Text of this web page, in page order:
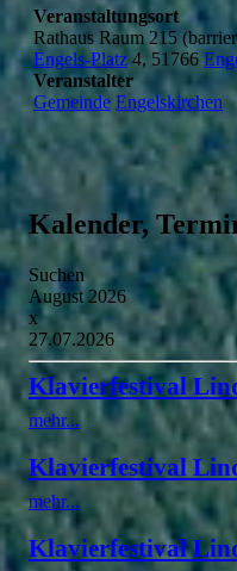
Veranstaltungsort
Rathaus Raum 215
Engels-Platz 4, 51766
Veranstalter
Gemeinde Engelskirchen
Kalender,
Suchen
August 2026
x
27.07.2026
Klavierfestival
mehr...
Klavierfestival
mehr...
Klavierfestival